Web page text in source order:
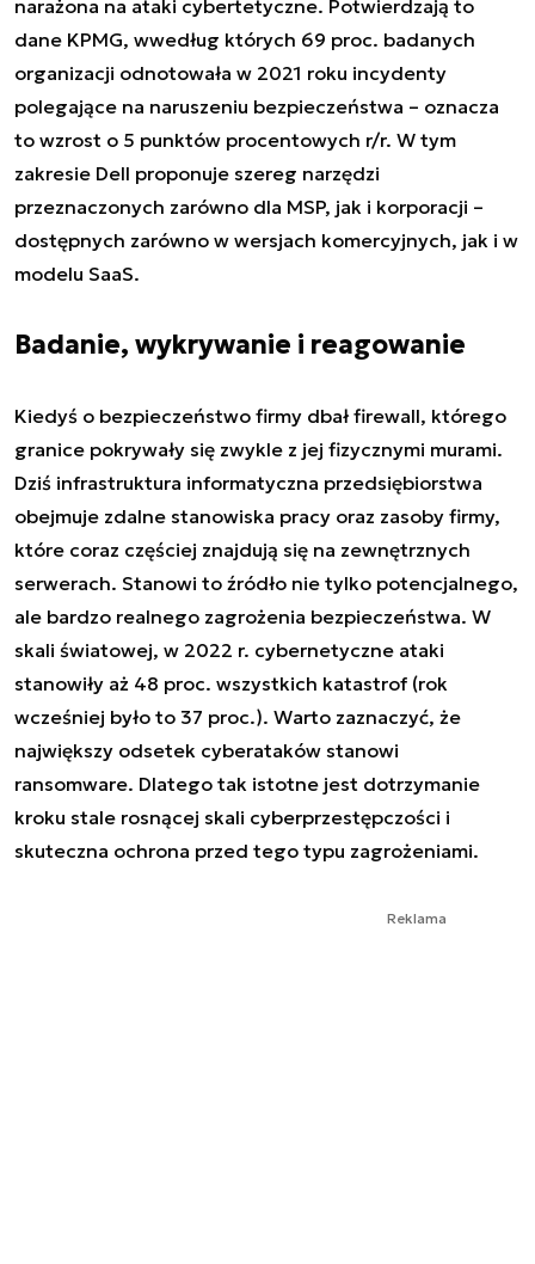
narażona na ataki cybertetyczne. Potwierdzają to
dane KPMG, wwedług których 69 proc. badanych
organizacji odnotowała w 2021 roku incydenty
polegające na naruszeniu bezpieczeństwa – oznacza
to wzrost o 5 punktów procentowych r/r. W tym
zakresie Dell proponuje szereg narzędzi
przeznaczonych zarówno dla MSP, jak i korporacji –
dostępnych zarówno w wersjach komercyjnych, jak i w
modelu SaaS.
Badanie, wykrywanie i reagowanie
Kiedyś o bezpieczeństwo firmy dbał firewall, którego
granice pokrywały się zwykle z jej fizycznymi murami.
Dziś infrastruktura informatyczna przedsiębiorstwa
obejmuje zdalne stanowiska pracy oraz zasoby firmy,
które coraz częściej znajdują się na zewnętrznych
serwerach. Stanowi to źródło nie tylko potencjalnego,
ale bardzo realnego zagrożenia bezpieczeństwa. W
skali światowej, w 2022 r. cybernetyczne ataki
stanowiły aż 48 proc. wszystkich katastrof (rok
wcześniej było to 37 proc.). Warto zaznaczyć, że
największy odsetek cyberataków stanowi
ransomware. Dlatego tak istotne jest dotrzymanie
kroku stale rosnącej skali cyberprzestępczości i
skuteczna ochrona przed tego typu zagrożeniami.
Reklama